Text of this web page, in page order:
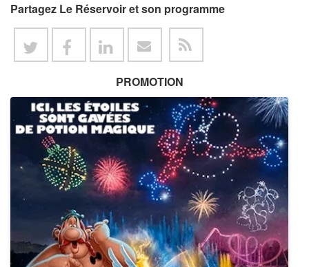
Partagez Le Réservoir et son programme
PROMOTION